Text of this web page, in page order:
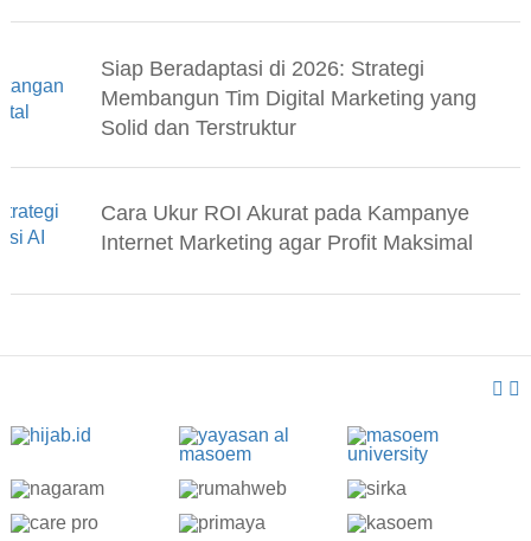
Siap Beradaptasi di 2026: Strategi
Membangun Tim Digital Marketing yang
Solid dan Terstruktur
Cara Ukur ROI Akurat pada Kampanye
Internet Marketing agar Profit Maksimal